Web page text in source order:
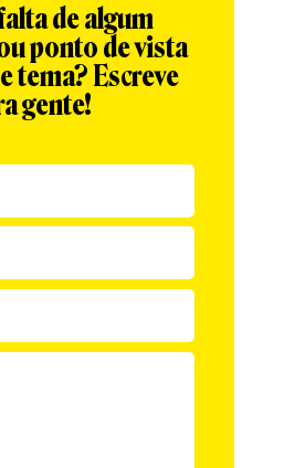
de algum
ponto de vista
tema? Escreve
gente!